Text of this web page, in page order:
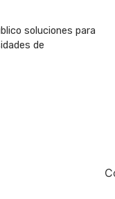
soluciones para
de